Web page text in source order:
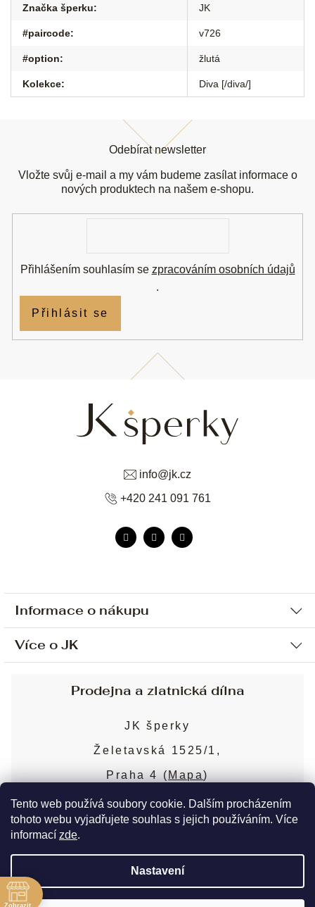
Tento web používá soubory cookie. Dalším procházením
tohoto webu vyjadřujete souhlas s jejich používáním. Více
informací zde.
Nastavení
Značka šperku: JK
#paircode: v726
#option: žlutá
Kolekce: Diva [/diva/]
Informace o nákupu
Ochrana osobních údajů
Sjednání osobní schůzky
Obchodní podmínky
Puncovní značky
Více o JK
Blog
Nejčastější dotazy
info@jk.cz
+420 241 091 761
Odebírat newsletter
Vložte svůj e-mail a my vám budeme zasílat informace o
nových produktech na našem e-shopu.
Přihlášením souhlasím se zpracováním osobních údajů
.
Přihlásit se
Prodejna a zlatnická dílna
JK šperky
Želetavská 1525/1,
Praha 4 ( Mapa)
Více o prodejně
Copyright 2026JK šperky. Všechna práva
vyhrazena. Upravit nastavení cookies
Zobrazit